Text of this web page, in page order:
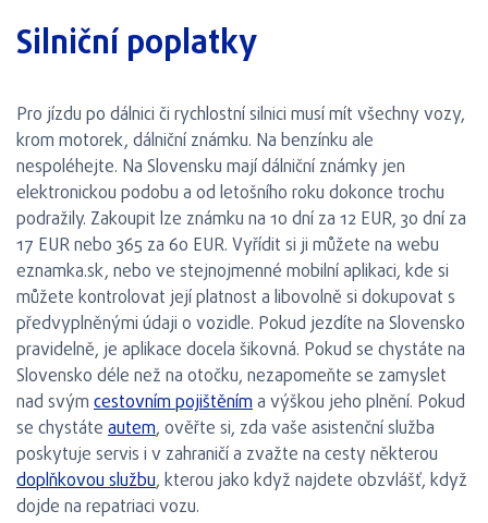
Silniční poplatky
Pro jízdu po dálnici či rychlostní silnici musí mít všechny vozy,
krom motorek, dálniční známku. Na benzínku ale
nespoléhejte. Na Slovensku mají dálniční známky jen
elektronickou podobu a od letošního roku dokonce trochu
podražily. Zakoupit lze známku na 10 dní za 12 EUR, 30 dní za
17 EUR nebo 365 za 60 EUR. Vyřídit si ji můžete na webu
eznamka.sk, nebo ve stejnojmenné mobilní aplikaci, kde si
můžete kontrolovat její platnost a libovolně si dokupovat s
předvyplněnými údaji o vozidle. Pokud jezdíte na Slovensko
pravidelně, je aplikace docela šikovná. Pokud se chystáte na
Slovensko déle než na otočku, nezapomeňte se zamyslet
nad svým cestovním pojištěníma výškou jeho plnění. Pokud
se chystáte autem, ověřte si, zda vaše asistenční služba
poskytuje servis i v zahraničí a zvažte na cesty některou
doplňkovou službu, kterou jako když najdete obzvlášť, když
dojde na repatriaci vozu.